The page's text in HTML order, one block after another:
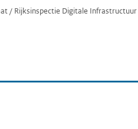
/ Rijksinspectie Digitale Infrastructuur